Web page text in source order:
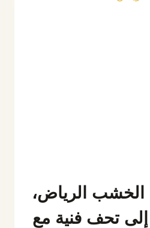
الخشب الرياض،
تحف فنية مع